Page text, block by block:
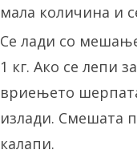
мала количина и
Се лади со
1 кг. Ако се лепи
вриењето
излади. Смешата
калапи.